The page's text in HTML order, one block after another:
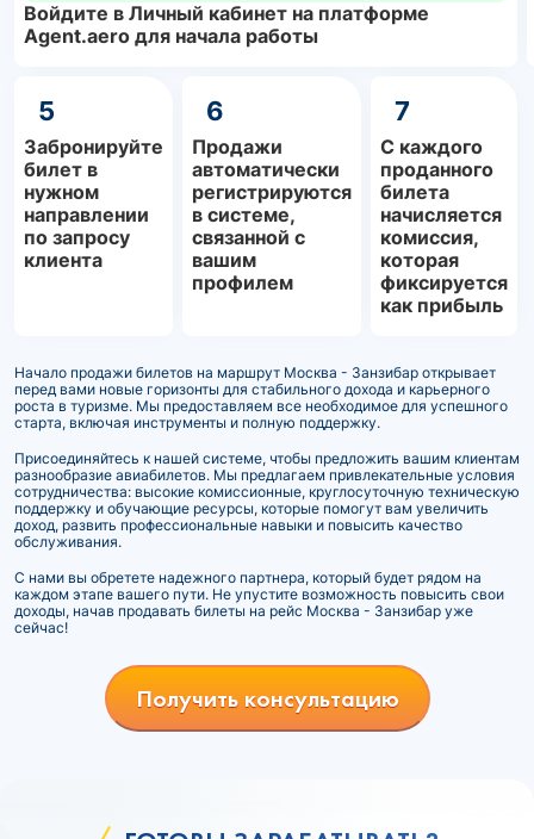
Войдите в Личный кабинет на платформе
Agent.aero для начала работы
5
Забронируйте
билет в
нужном
направлении
по запросу
клиента
6
Продажи
автоматически
регистрируются
в системе,
связанной с
вашим
профилем
7
С каждого
проданного
билета
начисляется
комиссия,
которая
фиксируется
как прибыль
Начало продажи билетов на маршрут Москва - Занзибар открывает
перед вами новые горизонты для стабильного дохода и карьерного
роста в туризме. Мы предоставляем все необходимое для успешного
старта, включая инструменты и полную поддержку.
Присоединяйтесь к нашей системе, чтобы предложить вашим клиентам
разнообразие авиабилетов. Мы предлагаем привлекательные условия
сотрудничества: высокие комиссионные, круглосуточную техническую
поддержку и обучающие ресурсы, которые помогут вам увеличить
доход, развить профессиональные навыки и повысить качество
обслуживания.
С нами вы обретете надежного партнера, который будет рядом на
каждом этапе вашего пути. Не упустите возможность повысить свои
доходы, начав продавать билеты на рейс Москва - Занзибар уже
сейчас!
Получить консультацию